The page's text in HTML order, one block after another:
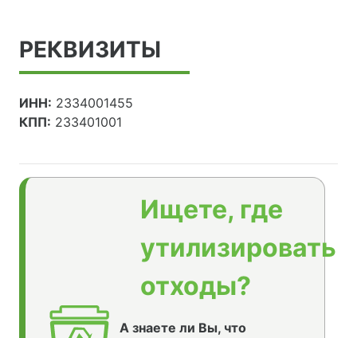
РЕКВИЗИТЫ
ИНН: 2334001455
КПП: 233401001
Ищете, где
утилизировать
отходы?
А знаете ли Вы, что